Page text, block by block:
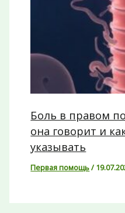
Боль в правом
она говорит и
указывать
Первая помощь/